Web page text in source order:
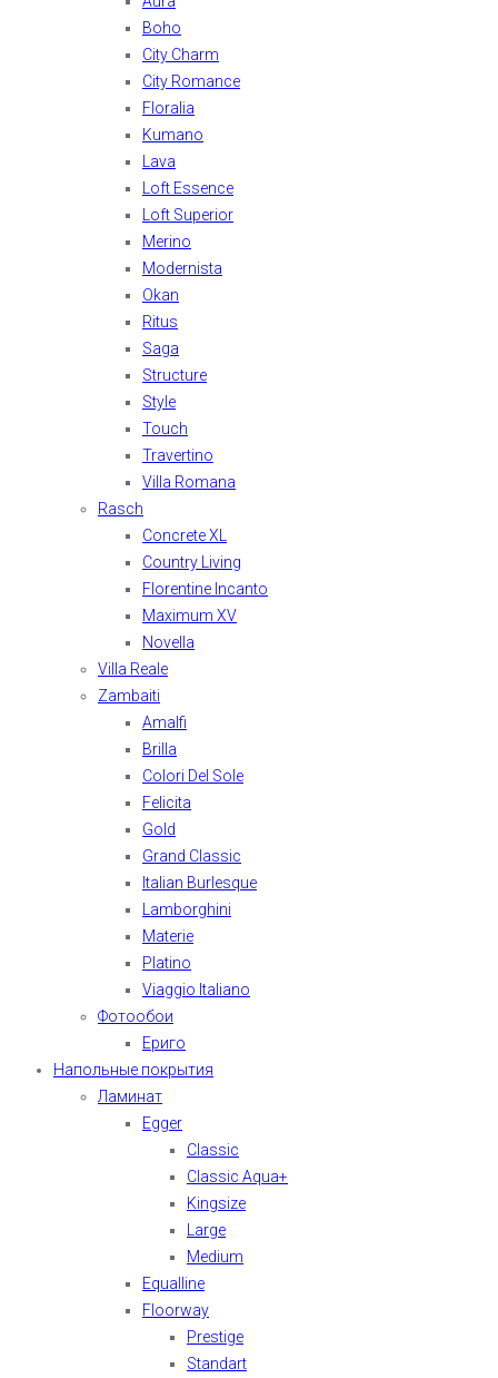
Boho
City Charm
City Romance
Floralia
Kumano
Lava
Loft Essence
Loft Superior
Merino
Modernista
Okan
Ritus
Saga
Structure
Style
Touch
Travertino
Villa Romana
Rasch
Concrete XL
Country Living
Florentine Incanto
Maximum XV
Novella
Villa Reale
Zambaiti
Amalfi
Brilla
Colori Del Sole
Felicita
Gold
Grand Classic
Italian Burlesque
Lamborghini
Materie
Platino
Viaggio Italiano
Фотообои
Ериго
Напольные покрытия
Ламинат
Egger
Classic
Classic Aqua+
Kingsize
Large
Medium
Equalline
Floorway
Prestige
Standart